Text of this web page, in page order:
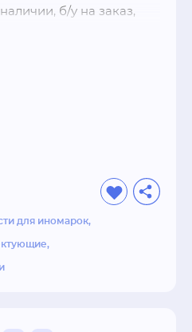
б/у на заказ,
предприятия:
наличный
оплата через
для иномарок